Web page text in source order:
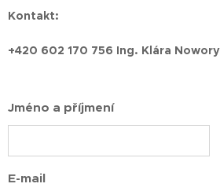
Kontakt:
+420 602 170 756 Ing. Klára
Jméno a příjmení
E-mail